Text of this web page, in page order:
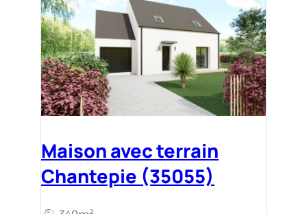
Maison avec terrain
Chantepie (35055)